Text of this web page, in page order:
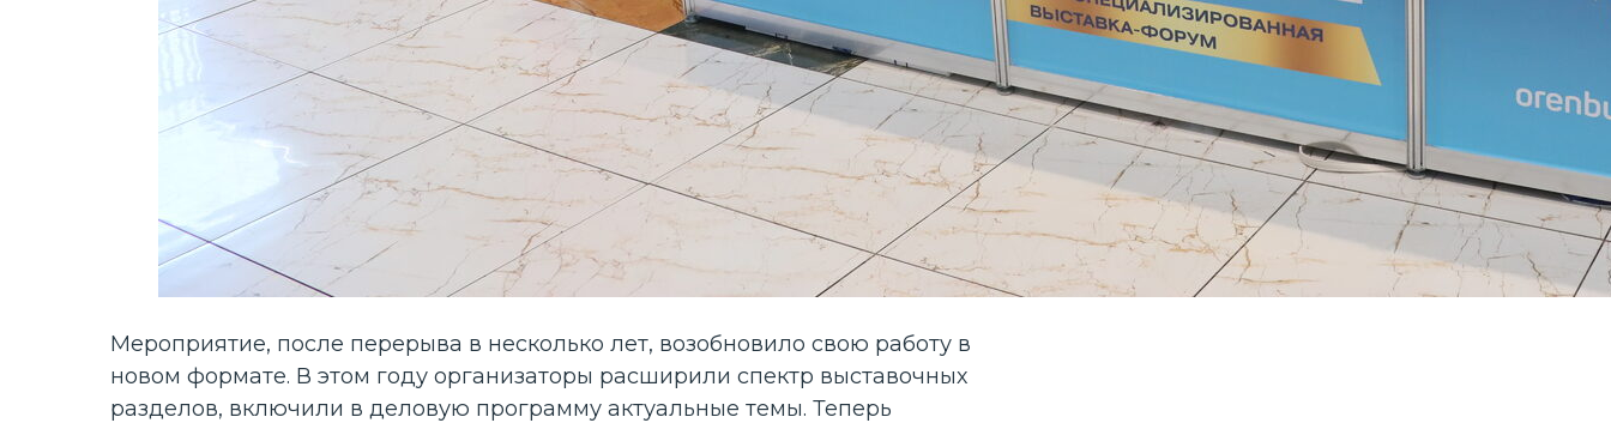
Мероприятие, после перерыва в несколько лет, возобновило свою работу в
новом формате. В этом году организаторы расширили спектр выставочных
разделов, включили в деловую программу актуальные темы. Теперь